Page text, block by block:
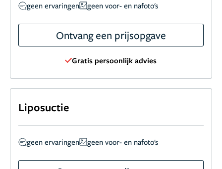
geen ervaringen geen voor- en nafoto's
Ontvang een prijsopgave
Gratis persoonlijk advies
Liposuctie
geen ervaringen geen voor- en nafoto's